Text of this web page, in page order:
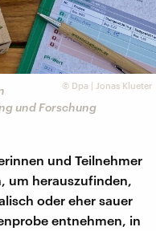
© Dpa | Jonas Klueter
und Forschung
und Teilnehmer
um herauszufinden,
oder eher sauer
entnehmen, in